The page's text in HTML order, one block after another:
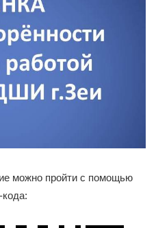
можно пройти с помощью
кода: